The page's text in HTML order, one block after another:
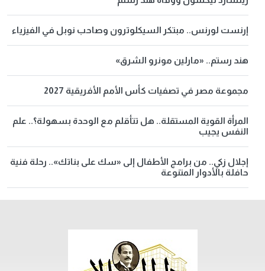
إرنست لورنس.. مبتكر السيكلوترون وصاحب نوبل في الفيزياء
هند رستم.. «مارلين مونرو الشرق»
مجموعة مصر في تصفيات كأس الأمم الأفريقية 2027
المرأة القوية المستقلة.. هل تتأقلم مع الوحدة بسهولة؟.. علم
النفس يجيب
إجلال زكي.. من برامج الأطفال إلى «سك على بناتك».. رحلة فنية
حافلة بالأدوار المتنوعة